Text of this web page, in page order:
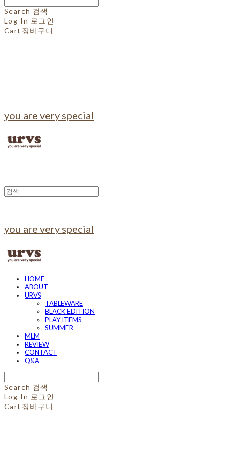
Search 검색
Log In 로그인
Cart 장바구니
you are very special
you are very special
HOME
ABOUT
URVS
TABLEWARE
BLACK EDITION
PLAY ITEMS
SUMMER
MLM
REVIEW
CONTACT
Q&A
Search 검색
Log In 로그인
Cart 장바구니